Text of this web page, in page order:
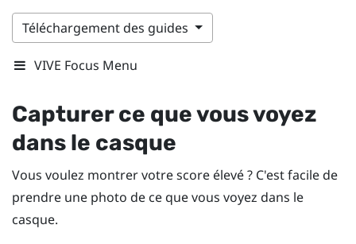
Téléchargement des guides
VIVE Focus Menu
Capturer ce que vous voyez
dans le casque
Vous voulez montrer votre score élevé ? C'est facile de
prendre une photo de ce que vous voyez dans le
casque.